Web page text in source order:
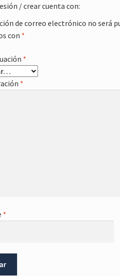
/ crear cuenta con:
de correo electrónico no será
con *
*
*
*